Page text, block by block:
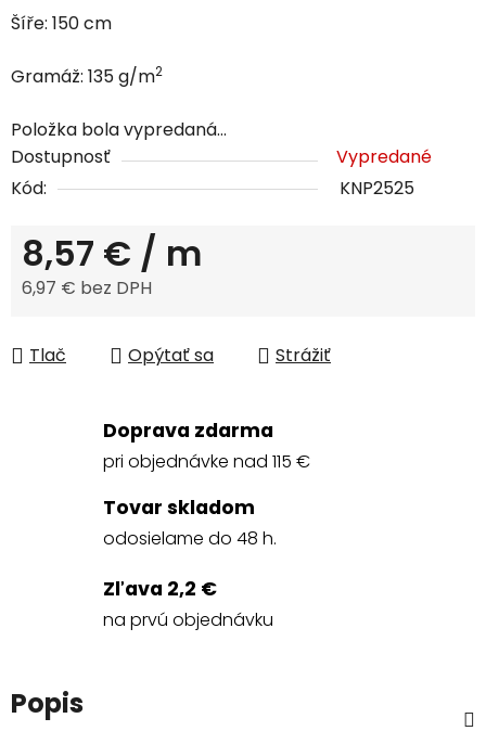
Šíře: 150 cm
Gramáž: 135 g/m2
Položka bola vypredaná…
Dostupnosť
Vypredané
Kód:
KNP2525
8,57 € / m
6,97 € bez DPH
Tlač
Opýtať sa Strážiť
Doprava zdarma
pri objednávke nad 115 €
Tovar skladom
odosielame do 48 h.
Zľava 2,2 €
na prvú objednávku
Popis